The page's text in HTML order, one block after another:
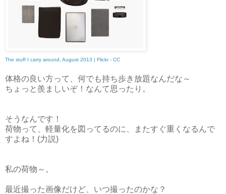
The stuff I carry around, August 2013 | Flickr - CC
体格の良い方って、何でも持ち歩き放題なんだな～
ちょっと羨ましいぞ！なんて思ったり。
そうなんです！
荷物って、軽量化を図ってるのに、またすぐ重くなるんで
すよね！(力説)
私の荷物～。
最近撮った画像だけど、いつ撮ったのかな？